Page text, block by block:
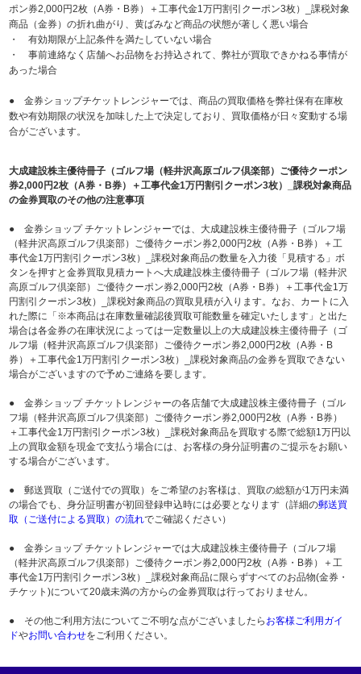
ポン券2,000円2枚（A券・B券）＋工事代金1万円割引クーポン3枚）_課税対象
商品（金券）の折れ曲がり、黄ばみなど商品の状態が著しく悪い場合
・ 有効期限が上記条件を満たしていない場合
・ 事前連絡なく店舗へお品物をお持込されて、弊社が買取できかねる事情が
あった場合
● 金券ショップチケットレンジャーでは、商品の買取価格を弊社保有在庫枚
数や有効期限の状況を加味した上で決定しており、買取価格が日々変動する場
合がございます。
大成建設株主優待冊子（ゴルフ場（軽井沢高原ゴルフ倶楽部）ご優待クーポン
券2,000円2枚（A券・B券）＋工事代金1万円割引クーポン3枚）_課税対象商品
の金券買取のその他の注意事項
● 金券ショップ チケットレンジャーでは、大成建設株主優待冊子（ゴルフ場
（軽井沢高原ゴルフ倶楽部）ご優待クーポン券2,000円2枚（A券・B券）＋工
事代金1万円割引クーポン3枚）_課税対象商品の数量を入力後「見積する」ボ
タンを押すと金券買取見積カートへ大成建設株主優待冊子（ゴルフ場（軽井沢
高原ゴルフ倶楽部）ご優待クーポン券2,000円2枚（A券・B券）＋工事代金1万
円割引クーポン3枚）_課税対象商品の買取見積が入ります。なお、カートに入
れた際に「※本商品は在庫数量確認後買取可能数量を確定いたします」と出た
場合は各金券の在庫状況によっては一定数量以上の大成建設株主優待冊子（ゴ
ルフ場（軽井沢高原ゴルフ倶楽部）ご優待クーポン券2,000円2枚（A券・B
券）＋工事代金1万円割引クーポン3枚）_課税対象商品の金券を買取できない
場合がございますので予めご連絡を要します。
● 金券ショップ チケットレンジャーの各店舗で大成建設株主優待冊子（ゴル
フ場（軽井沢高原ゴルフ倶楽部）ご優待クーポン券2,000円2枚（A券・B券）
＋工事代金1万円割引クーポン3枚）_課税対象商品を買取する際で総額1万円以
上の買取金額を現金で支払う場合には、お客様の身分証明書のご提示をお願い
する場合がございます。
● 郵送買取（ご送付での買取）をご希望のお客様は、買取の総額が1万円未満
の場合でも、身分証明書が初回登録申込時には必要となります（詳細の郵送買
取（ご送付による買取）の流れでご確認ください）
● 金券ショップ チケットレンジャーでは大成建設株主優待冊子（ゴルフ場
（軽井沢高原ゴルフ倶楽部）ご優待クーポン券2,000円2枚（A券・B券）＋工
事代金1万円割引クーポン3枚）_課税対象商品に限らずすべてのお品物(金券・
チケット)について20歳未満の方からの金券買取は行っておりません。
● その他ご利用方法についてご不明な点がございましたら お客様ご利用ガイ
ドやお問い合わせをご利用ください。